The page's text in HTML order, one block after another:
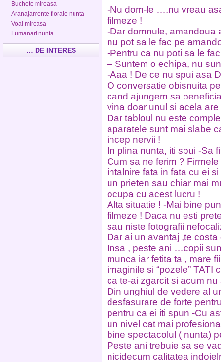
Buchete mireasa
Aranajamente florale nunta
Voal mireasa
Lumanari nunta
… DE INTERES
-Nu dom-le ….nu vreau
filmeze !
-Dar domnule, amandoua
nu pot sa le fac pe
-Pentru ca nu poti sa le
– Suntem o echipa, nu
-Aaa ! De ce nu spui asa
O conversatie obisnuita
cand ajungem sa
vina doar unul si acela
Dar tabloul nu este
aparatele sunt mai slabe
incep nervii !
In plina nunta, iti spui -Sa
Cum sa ne ferim ?
intalnire fata in fata cu ei
un prieten sau chiar mai
ocupa cu acest lucru !
Alta situatie ! -Mai bine
filmeze ! Daca nu esti
sau niste fotografii
Dar ai un avantaj ,te costa
Insa , peste ani …copii
munca iar fetita ta , mare
imaginile si “pozele” TATI
ca te-ai zgarcit si acum
Din unghiul de vedere al
desfasurare de forte
pentru ca ei iti spun -Cu
un nivel cat mai
bine spectacolul ( nunta)
Peste ani trebuie sa se
nicidecum calitatea